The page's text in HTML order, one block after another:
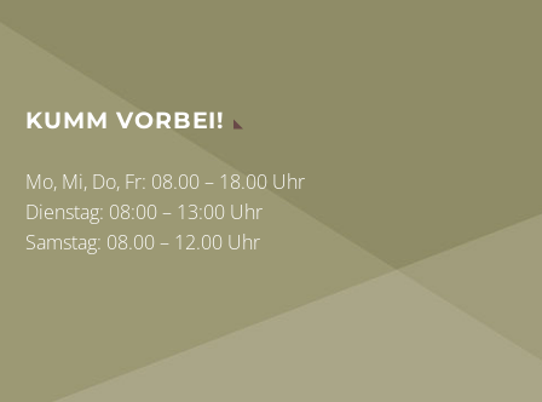
KUMM VORBEI!
Mo, Mi, Do, Fr: 08.00 – 18.00 Uhr
Dienstag: 08:00 – 13:00 Uhr
Samstag: 08.00 – 12.00 Uhr